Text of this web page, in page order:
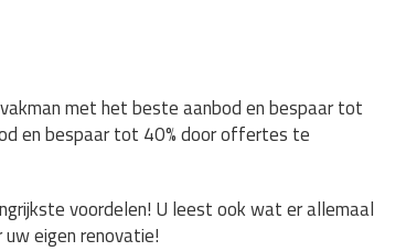
met het beste aanbod en bespaar tot
en bespaar tot 40% door offertes te
voordelen! U leest ook wat er allemaal
eigen renovatie!